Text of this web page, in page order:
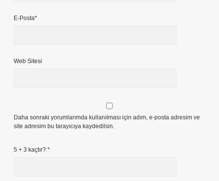
E-Posta*
Web Sitesi
Daha sonraki yorumlarımda kullanılması için adım, e-posta adresim ve
site adresim bu tarayıcıya kaydedilsin.
5 + 3 kaçtır? *